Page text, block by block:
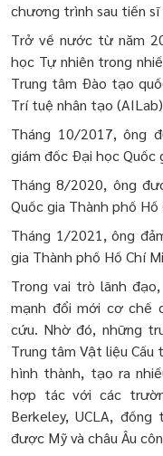
chương trình sau tiến
Trở về nước từ năm
học Tự nhiên trong
Trung tâm Đào tạo
Trí tuệ nhân tạo
Tháng 10/2017, ông
giám đốc Đại học Quốc
Tháng 8/2020, ông
Quốc gia Thành phố
Tháng 1/2021, ông
gia Thành phố Hồ Chí
Trong vai trò lãnh đạo,
mạnh đổi mới cơ chế
cứu. Nhờ đó, những
Trung tâm Vật liệu Cấu
hình thành, tạo ra
hợp tác với các
Berkeley, UCLA,
được Mỹ và châu Âu